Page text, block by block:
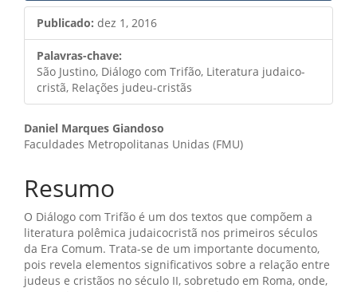
Publicado: dez 1, 2016
Palavras-chave:
São Justino, Diálogo com Trifão, Literatura judaico-
cristã, Relações judeu-cristãs
Conteúdo
do
artigo
principal
Daniel Marques Giandoso
Faculdades Metropolitanas Unidas (FMU)
Resumo
O Diálogo com Trifão é um dos textos que compõem a
literatura polêmica judaicocristã nos primeiros séculos
da Era Comum. Trata-se de um importante documento,
pois revela elementos significativos sobre a relação entre
judeus e cristãos no século II, sobretudo em Roma, onde,